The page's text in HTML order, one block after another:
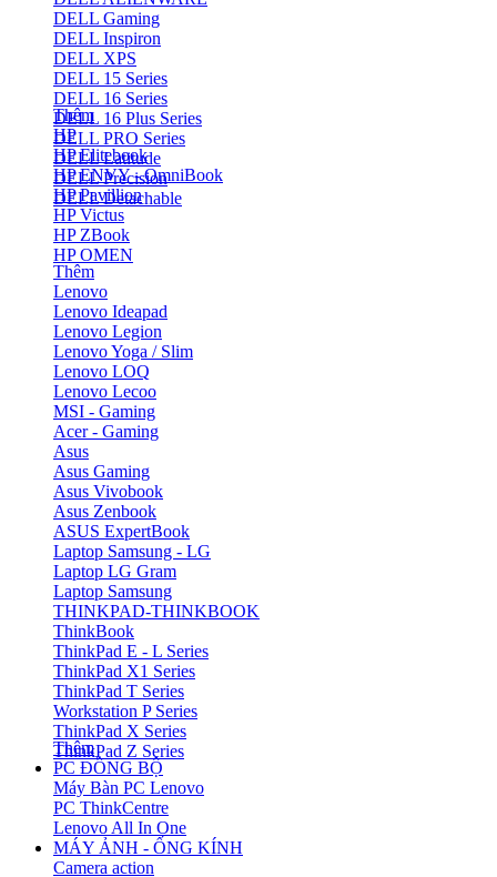
DELL Gaming
DELL Inspiron
DELL XPS
DELL 15 Series
DELL 16 Series
DELL 16 Plus Series
DELL PRO Series
DELL Latitude
DELL Precision
DELL Detachable
Thêm
HP
HP Elitebook
HP ENVY - OmniBook
HP Pavillion
HP Victus
HP ZBook
HP OMEN
Thêm
Lenovo
Lenovo Ideapad
Lenovo Legion
Lenovo Yoga / Slim
Lenovo LOQ
Lenovo Lecoo
MSI - Gaming
Acer - Gaming
Asus
Asus Gaming
Asus Vivobook
Asus Zenbook
ASUS ExpertBook
Laptop Samsung - LG
Laptop LG Gram
Laptop Samsung
THINKPAD-THINKBOOK
ThinkBook
ThinkPad E - L Series
ThinkPad X1 Series
ThinkPad T Series
Workstation P Series
ThinkPad X Series
ThinkPad Z Series
Thêm
PC ĐỒNG BỘ
Máy Bàn PC Lenovo
PC ThinkCentre
Lenovo All In One
MÁY ẢNH - ỐNG KÍNH
Camera action